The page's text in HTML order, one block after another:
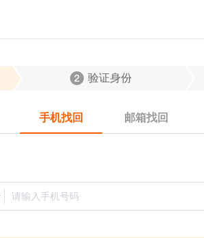
验证身份
手机找回 邮箱找回